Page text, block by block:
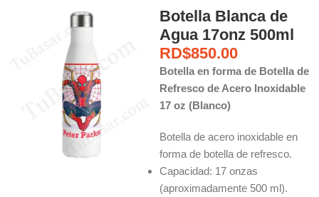
Botella Blanca de
Agua 17onz 500ml
RD$850.00
Botella en forma de Botella de
Refresco de Acero Inoxidable
17 oz (Blanco)
Botella de acero inoxidable en
forma de botella de refresco.
Capacidad: 17 onzas
(aproximadamente 500 ml).